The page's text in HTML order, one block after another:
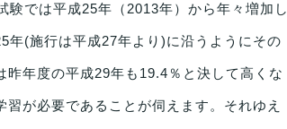
では平成25年（2013年）から年々増加し
年(施行は平成27年より)に沿うようにその
年度の平成29年も19.4％と決して高くな
が必要であることが伺えます。それゆえ